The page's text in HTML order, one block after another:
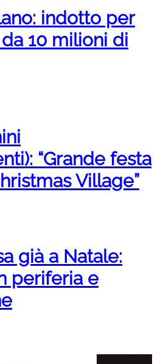
indotto per
10 milioni di
“Grande festa
Village”
già a Natale:
periferia e